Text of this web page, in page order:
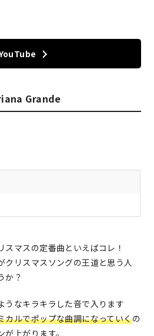
Grande
マスの定番曲といえばコレ！
クリスマスソングの王道と思う人
か？
うなキラキラした音で入ります
カルでポップな曲調になっていくの
上がります。